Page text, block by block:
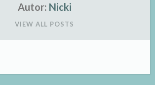
Autor: Nicki
VIEW ALL POSTS